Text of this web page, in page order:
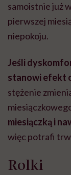
samoistnie już
pierwszej
niepokoju.
Jeśli
stanowi efekt
stężenie
miesiączką i
więc potrafi
Rolki